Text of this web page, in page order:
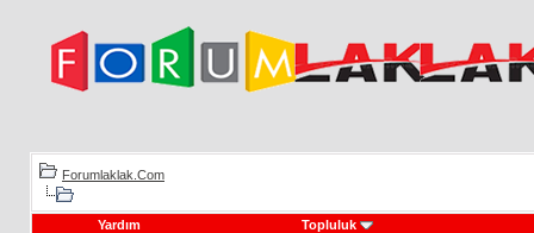
Forumlaklak.Com
Yardım Topluluk